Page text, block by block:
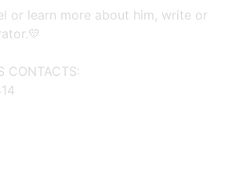
or learn more about him, write or
CONTACTS: